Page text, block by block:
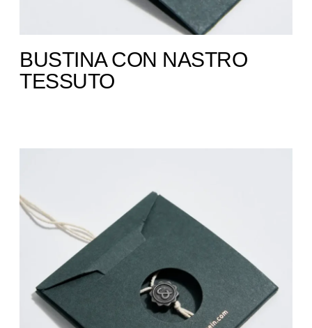
BUSTINA CON NASTRO
TESSUTO